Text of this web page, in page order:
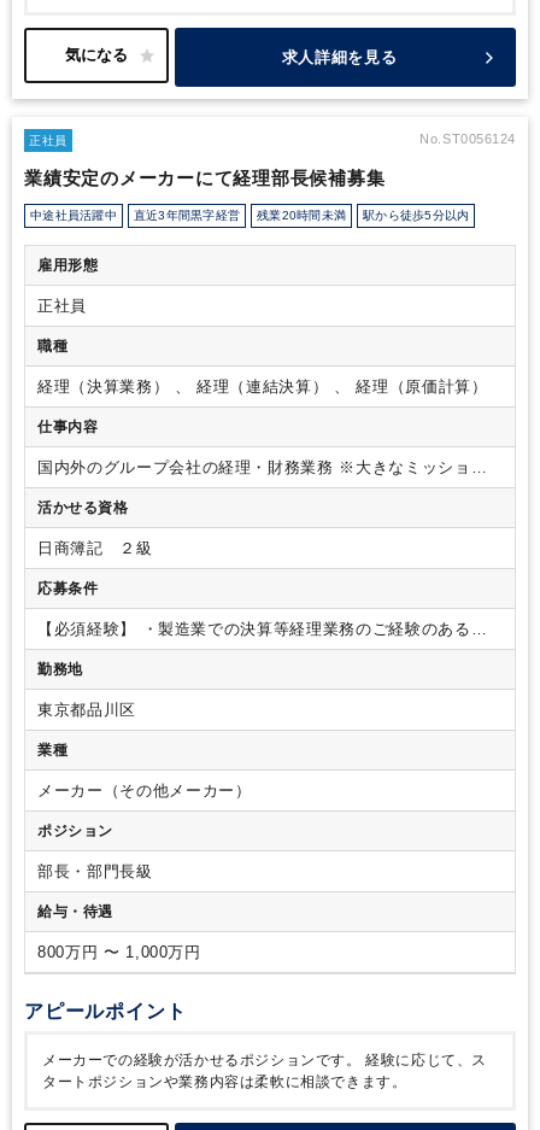
るようです。公認会計士資格を有する優秀な社員も多数在籍し、高
度な会計論点についての議論や、英語による交渉など、様々なスキ
います。
求人詳細を見る
正社員 No.ST0056124
業績安定のメーカーにて経理部長候補募集
中途社員活躍中 直近3年間黒字経営 残業20時間未満 駅から徒歩5分以内
雇用形態
正社員
職種
経理（決算業務） 、 経理（連結決算） 、 経理（原価計算）
仕事内容
国内外のグループ会社の経理・財務業務 ※大きなミッション
は、連結決算をリーディングしていただくこととなります。
また、経営層からの特命事項などもあり、経営層とともにス
ピード感を持って数字を動かすことがやりがいにつながりま
す。※会社をリードしていけるような強い経理部となるた
め、経理部メンバー（10名程度）の育成やマネージメントにも
注力していただきます。 ・決算（連結含む）、税務申告、開
示業務取りまとめ・資金調達等の財務業務、銀行折衝・債権
管理等一般的な経理業務・管理会計業務（事業計画策定、予
実管理、経営分析等）
活かせる資格
日商簿記 ２級
応募条件
【必須経験】
・製造業での決算等経理業務のご経験のある方
・マネージメント経験のある方（課長以上で5、6人以上のマネ
ージメントを3年以上）
方
勤務地
東京都品川区
業種
メーカー（その他メーカー）
ポジション
部長・部門長級
給与・待遇
800万円 〜 1,000万円
アピールポイント
メーカーでの経験が活かせるポジションです。
経験に応じて、ス
タートポジションや業務内容は柔軟に相談できます。